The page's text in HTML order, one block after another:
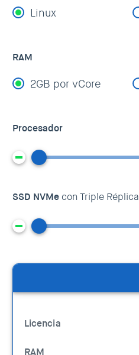
Linux
RAM
2GB por vCore
Procesador
SSD NVMe con Triple Réplica
Licencia
RAM